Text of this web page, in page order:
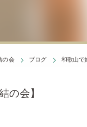
の会 ブログ 和歌山で
の会】